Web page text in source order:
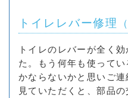
トイレレバー修理
トイレのレバーが全く
た。もう何年も使って
かならないかと思いご連
見ていただくと、部品